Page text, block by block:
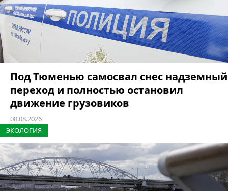
Под Тюменью самосвал снес надземный
переход и полностью остановил
движение грузовиков
08.08.2026
ЭКОЛОГИЯ